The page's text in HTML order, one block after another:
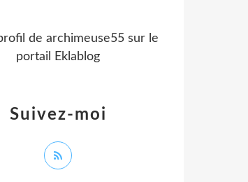
Suivez-moi
de archimeuse55 sur le
portail Eklablog